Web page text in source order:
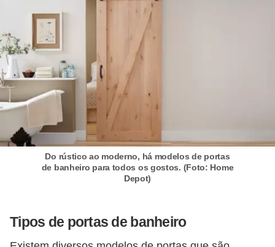
Do rústico ao moderno, há modelos de portas
de banheiro para todos os gostos. (Foto: Home
Depot)
Tipos de portas de banheiro